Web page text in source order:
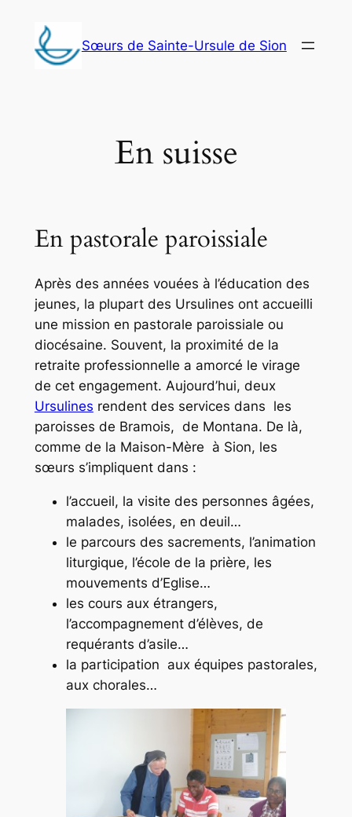
contenu
Sœurs de Sainte-Ursule de Sion
En suisse
En pastorale paroissiale
Après des années vouées à l’éducation des
jeunes, la plupart des Ursulines ont accueilli
une mission en pastorale paroissiale ou
diocésaine. Souvent, la proximité de la
retraite professionnelle a amorcé le virage
de cet engagement. Aujourd’hui, deux
Ursulines rendent des services dans les
paroisses de Bramois, de Montana. De là,
comme de la Maison-Mère à Sion, les
sœurs s’impliquent dans :
l’accueil, la visite des personnes âgées,
malades, isolées, en deuil…
le parcours des sacrements, l’animation
liturgique, l’école de la prière, les
mouvements d’Eglise…
les cours aux étrangers,
l’accompagnement d’élèves, de
requérants d’asile…
la participation aux équipes pastorales,
aux chorales…